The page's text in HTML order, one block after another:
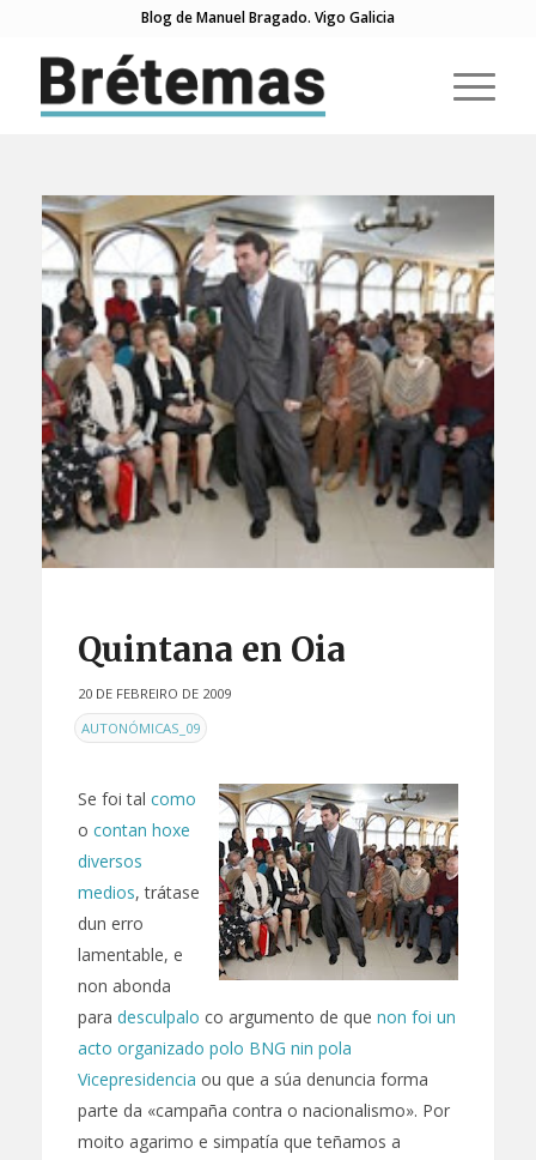
Blog de Manuel Bragado. Vigo Galicia
Quintana en Oia
20 DE FEBREIRO DE 2009
ENAUTONÓMICAS_09
Se foi tal como
o contan hoxe
diversos
medios, trátase
dun erro
lamentable, e
non abonda
para desculpalo co argumento de que non foi un
acto organizado polo BNG nin pola
Vicepresidencia ou que a súa denuncia forma
parte da «campaña contra o nacionalismo». Por
moito agarimo e simpatía que teñamos a